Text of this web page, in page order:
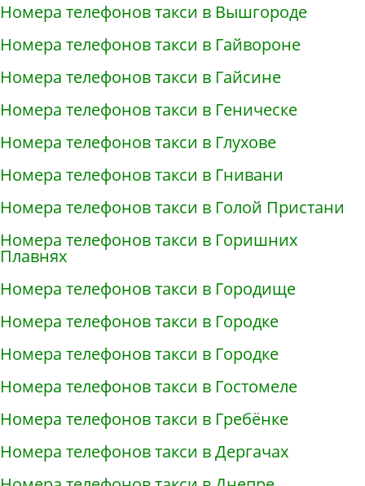
Номера телефонов такси в Вышгороде
Номера телефонов такси в Гайвороне
Номера телефонов такси в Гайсине
Номера телефонов такси в Геническе
Номера телефонов такси в Глухове
Номера телефонов такси в Гнивани
Номера телефонов такси в Голой Пристани
Номера телефонов такси в Горишних
Плавнях
Номера телефонов такси в Городище
Номера телефонов такси в Городке
Номера телефонов такси в Городке
Номера телефонов такси в Гостомеле
Номера телефонов такси в Гребёнке
Номера телефонов такси в Дергачах